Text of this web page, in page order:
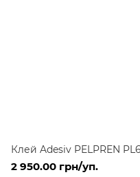
Клей Adesiv PELPREN
2 950.00 грн/уп.